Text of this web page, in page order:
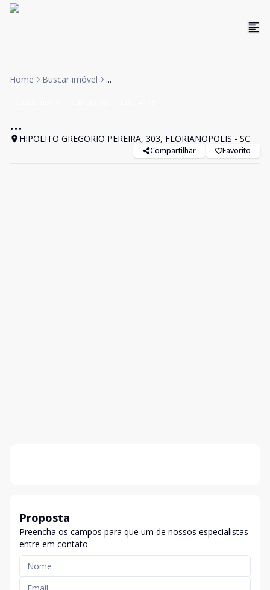
Home Buscar imóvel ...
...
HIPOLITO GREGORIO PEREIRA, 303, FLORIANOPOLIS - SC
Compartilhar Favorito
Proposta
Preencha os campos para que um de nossos especialistas
entre em contato